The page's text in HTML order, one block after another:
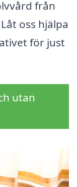
från
oss hjälpa
för just
utan